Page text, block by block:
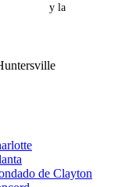
y la
de Clayton